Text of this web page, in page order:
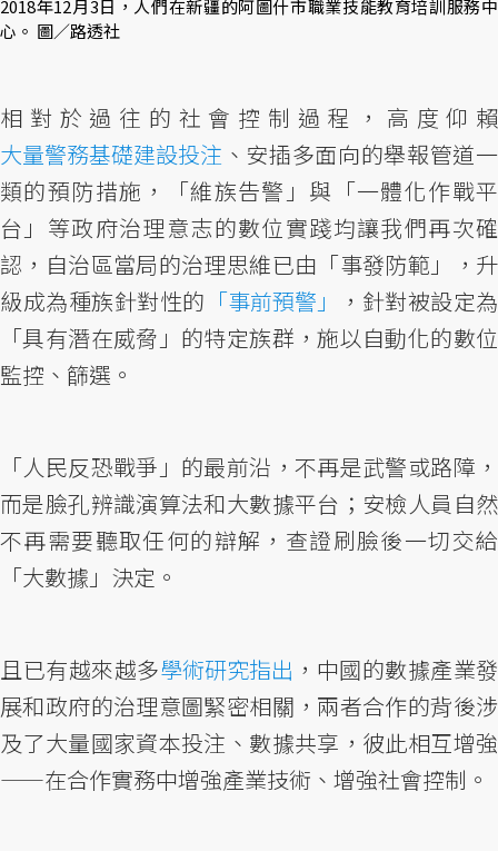
2018年12月3日，人們在新疆的阿圖什市職業技能教育培訓服務中
心。 圖／路透社
相對於過往的社會控制過程，高度仰賴
大量警務基礎建設投注 、安插多面向的舉報管道一
類的預防措施，「維族告警」與「一體化作戰平
台」等政府治理意志的數位實踐均讓我們再次確
認，自治區當局的治理思維已由「事發防範」，升
級成為種族針對性的 「事前預警」
，針對被設定為
「具有潛在威脅」的特定族群，施以自動化的數位
監控、篩選。
「人民反恐戰爭」的最前沿，不再是武警或路障，
而是臉孔辨識演算法和大數據平台；安檢人員自然
不再需要聽取任何的辯解，查證刷臉後一切交給
「大數據」決定。
且已有越來越多學術研究指出 ，中國的數據產業發
展和政府的治理意圖緊密相關，兩者合作的背後涉
及了大量國家資本投注、數據共享，彼此相互增強
——在合作實務中增強產業技術、增強社會控制。